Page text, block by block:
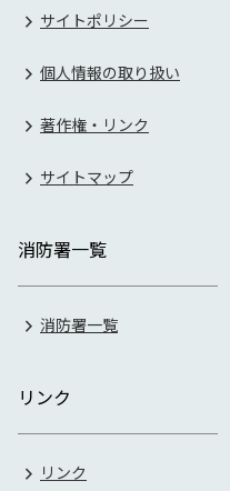
サイトポリシー
個人情報の取り扱い
著作権・リンク
サイトマップ
消防署一覧
消防署一覧
リンク
リンク